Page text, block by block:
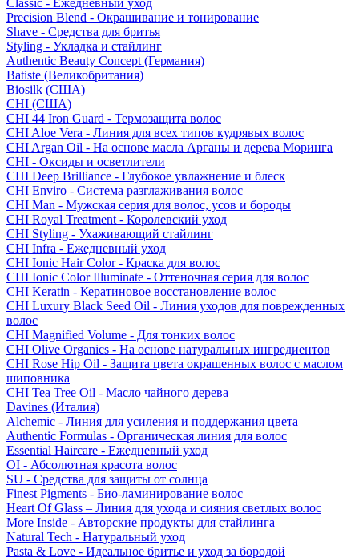
Classic - Ежедневный уход
Precision Blend - Окрашивание и тонирование
Shave - Средства для бритья
Styling - Укладка и стайлинг
Authentic Beauty Concept (Германия)
Batiste (Великобритания)
Biosilk (США)
CHI (США)
CHI 44 Iron Guard - Термозащита волос
CHI Aloe Vera - Линия для всех типов кудрявых волос
CHI Argan Oil - На основе масла Арганы и дерева Моринга
CHI - Оксиды и осветлители
CHI Deep Brilliance - Глубокое увлажнение и блеск
CHI Enviro - Система разглаживания волос
CHI Man - Мужская серия для волос, усов и бороды
CHI Royal Treatment - Королевский уход
CHI Styling - Ухаживающий стайлинг
CHI Infra - Ежедневный уход
CHI Ionic Hair Color - Краска для волос
CHI Ionic Color Illuminate - Оттеночная серия для волос
CHI Keratin - Кератиновое восстановление волос
CHI Luxury Black Seed Oil - Линия уходов для поврежденных
волос
CHI Magnified Volume - Для тонких волос
CHI Olive Organics - На основе натуральных ингредиентов
CHI Rose Hip Oil - Защита цвета окрашенных волос с маслом
шиповника
CHI Tea Tree Oil - Масло чайного дерева
Davines (Италия)
Alchemic - Линия для усиления и поддержания цвета
Authentic Formulas - Органическая линия для волос
Essential Haircare - Eжедневный уход
OI - Абсолютная красота волос
SU - Средства для защиты от солнца
Finest Pigments - Био-ламинирование волос
Heart Of Glass – Линия для ухода и сияния светлых волос
More Inside - Авторские продукты для стайлинга
Natural Tech - Натуральный уход
Pasta & Love - Идеальное бритье и уход за бородой